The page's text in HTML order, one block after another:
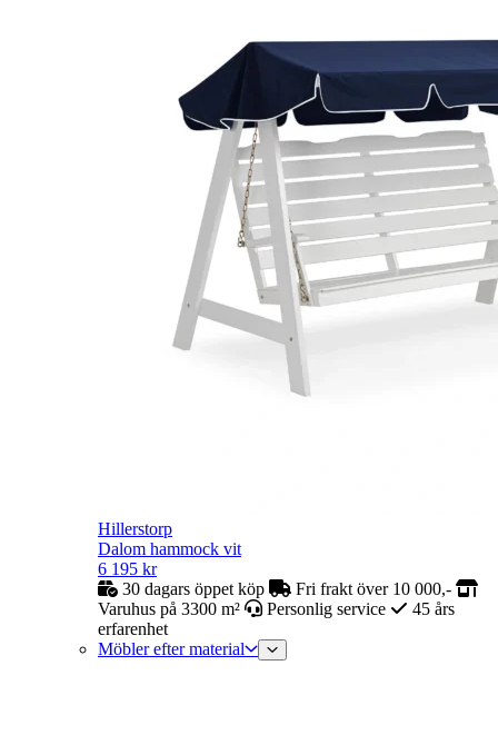
Hillerstorp
Dalom hammock vit
6 195 kr
30 dagars öppet köp
Fri frakt över 10 000,-
Varuhus på 3300 m²
Personlig service
45 års
erfarenhet
Möbler efter material